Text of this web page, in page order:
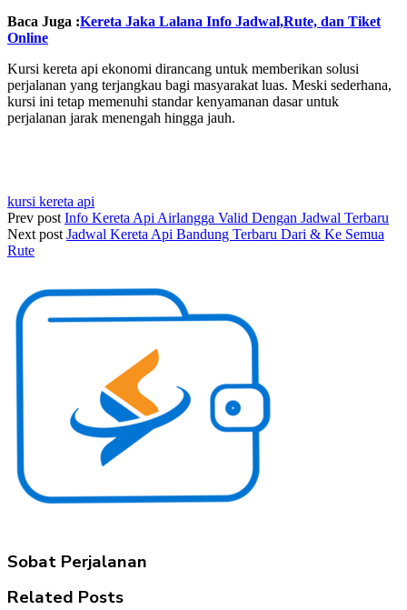
Baca Juga :Kereta Jaka Lalana Info Jadwal,Rute, dan Tiket
Online
Kursi kereta api ekonomi dirancang untuk memberikan solusi
perjalanan yang terjangkau bagi masyarakat luas. Meski sederhana,
kursi ini tetap memenuhi standar kenyamanan dasar untuk
perjalanan jarak menengah hingga jauh.
kursi kereta api
Prev post Info Kereta Api Airlangga Valid Dengan Jadwal Terbaru
Next post Jadwal Kereta Api Bandung Terbaru Dari & Ke Semua
Rute
Sobat Perjalanan
Related Posts